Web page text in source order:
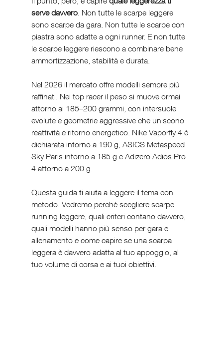
serve davvero. Non tutte le scarpe leggere
sono scarpe da gara. Non tutte le scarpe con
piastra sono adatte a ogni runner. E non tutte
le scarpe leggere riescono a combinare bene
ammortizzazione, stabilità e durata.
Nel 2026 il mercato offre modelli sempre più
raffinati. Nei top racer il peso si muove ormai
attorno ai 185–200 grammi, con intersuole
evolute e geometrie aggressive che uniscono
reattività e ritorno energetico. Nike Vaporfly 4 è
dichiarata intorno a 190 g, ASICS Metaspeed
Sky Paris intorno a 185 g e Adizero Adios Pro
4 attorno a 200 g.
Questa guida ti aiuta a leggere il tema con
metodo. Vedremo perché scegliere scarpe
running leggere, quali criteri contano davvero,
quali modelli hanno più senso per gara e
allenamento e come capire se una scarpa
leggera è davvero adatta al tuo appoggio, al
tuo volume di corsa e ai tuoi obiettivi.